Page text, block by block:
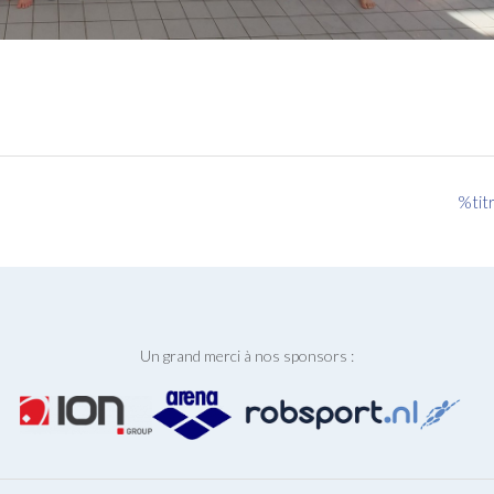
Un grand merci à nos sponsors :